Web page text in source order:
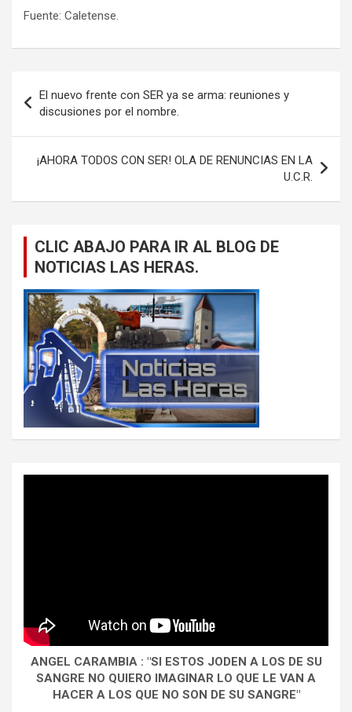
Fuente: Caletense.
de
entradas
El nuevo frente con SER ya se arma: reuniones y
discusiones por el nombre.
¡AHORA TODOS CON SER! OLA DE RENUNCIAS EN LA
U.C.R.
CLIC ABAJO PARA IR AL BLOG DE
NOTICIAS LAS HERAS.
ANGEL CARAMBIA : "SI ESTOS JODEN A LOS DE SU
SANGRE NO QUIERO IMAGINAR LO QUE LE VAN A
HACER A LOS QUE NO SON DE SU SANGRE"